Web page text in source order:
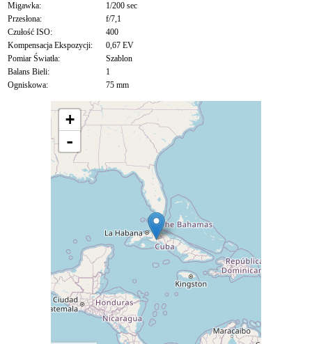
Migawka:
1/200 sec
Przesłona:
f/7,1
Czułość ISO:
400
Kompensacja Ekspozycji:
0,67 EV
Pomiar Światła:
Szablon
Balans Bieli:
1
Ogniskowa:
75 mm
+
-